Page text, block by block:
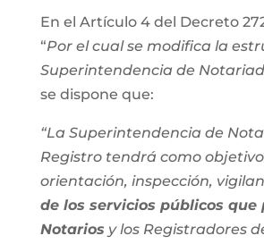
En el Artículo 4 del Decreto
“Por el cual se modifica la
Superintendencia de
se dispone que:
“La Superintendencia de
Registro tendrá como
orientación, inspección,
de los servicios públicos que
Notarios y los Registradores